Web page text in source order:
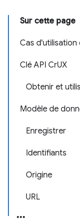
Sur cette page
Cas
Clé API CrUX
Obtenir et
Modèle de
Enregistrer
Identifiants
Origine
URL